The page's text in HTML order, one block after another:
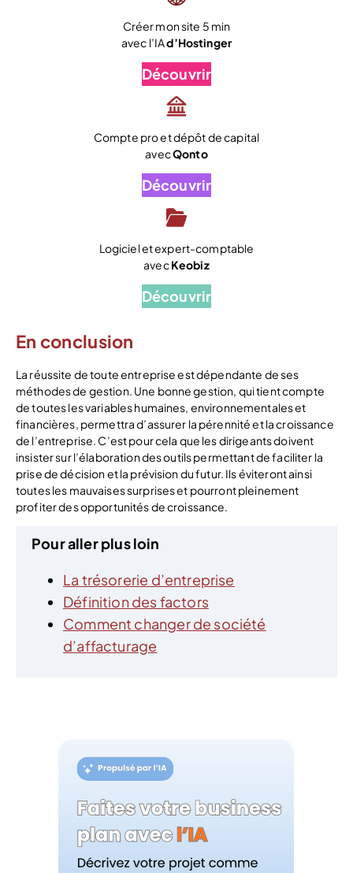
Créer mon site 5 min
avec l’IAd’Hostinger
Découvrir
Compte pro et dépôt de capital
avecQonto
Découvrir
Logiciel et expert-comptable
avecKeobiz
Découvrir
En conclusion
La réussite de toute entreprise est dépendante de ses
méthodes de gestion. Une bonne gestion, qui tient compte
de toutes les variables humaines, environnementales et
financières, permettra d’assurer la pérennité et la croissance
de l’entreprise. C’est pour cela que les dirigeants doivent
insister sur l’élaboration des outils permettant de faciliter la
prise de décision et la prévision du futur. Ils éviteront ainsi
toutes les mauvaises surprises et pourront pleinement
profiter des opportunités de croissance.
Pour aller plus loin
La trésorerie d’entreprise
Définition des factors
Comment changer de société
d’affacturage